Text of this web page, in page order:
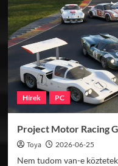
az
Assetto
Rallyba!
Hírek PC
Project Motor Racing
Toya 2026-06-25
Nem tudom van-e